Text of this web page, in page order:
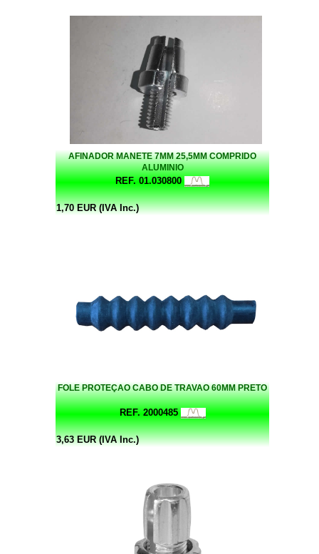
AFINADOR MANETE 7MM 25,5MM COMPRIDO
ALUMINIO
REF. 01.030800
1,70 EUR (IVA Inc.)
FOLE PROTEÇAO CABO DE TRAVAO 60MM PRETO
REF. 2000485
3,63 EUR (IVA Inc.)